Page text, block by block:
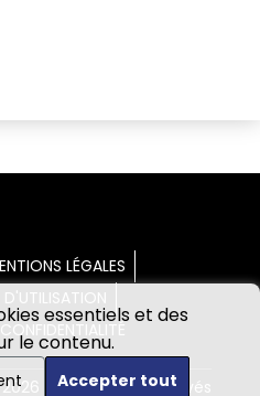
essentiels et des
le contenu.
Accepter tout
LÉGALES
- Tous droits réservés